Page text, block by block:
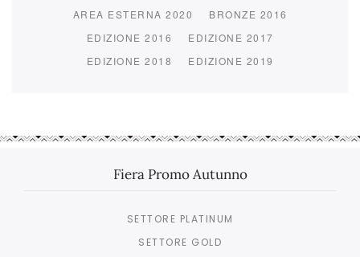
AREA ESTERNA 2020
BRONZE 2016
EDIZIONE 2016
EDIZIONE 2017
EDIZIONE 2018
EDIZIONE 2019
Fiera Promo Autunno
SETTORE PLATINUM
SETTORE GOLD